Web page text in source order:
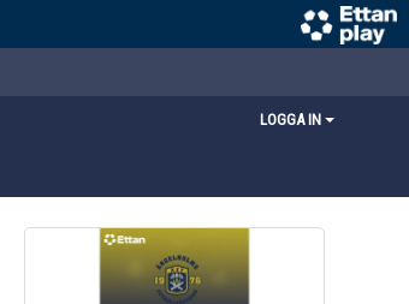
LOGGA IN